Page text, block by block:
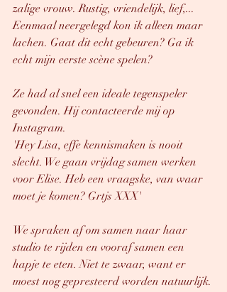
zalige vrouw. Rustig, vriendelijk, lief,...
Eenmaal neergelegd kon ik alleen maar
lachen. Gaat dit echt gebeuren? Ga ik
echt mijn eerste scène spelen?
Ze had al snel een ideale tegenspeler
gevonden. Hij contacteerde mij op
Instagram.
'Hey Lisa, effe kennismaken is nooit
slecht. We gaan vrijdag samen werken
voor Elise. Heb een vraagske, van waar
moet je komen? Grtjs XXX'
We spraken af om samen naar haar
studio te rijden en vooraf samen een
hapje te eten. Niet te zwaar, want er
moest nog gepresteerd worden natuurlijk.